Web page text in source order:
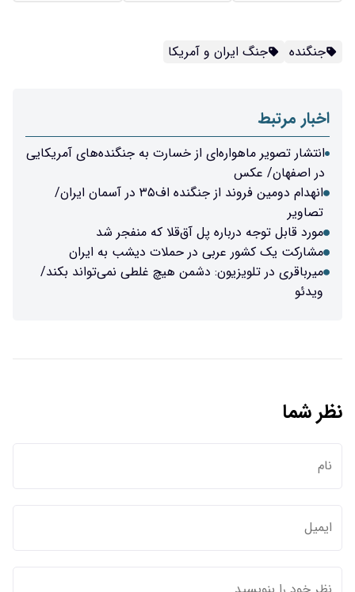
جنگنده جنگ ایران و آمریکا
اخبار مرتبط
انتشار تصویر ماهواره‌ای از خسارت به جنگنده‌های آمریکایی
در اصفهان/ عکس
انهدام دومین فروند از جنگنده اف۳۵ در آسمان ایران/
تصاویر
مورد قابل‌ توجه درباره پل آق‌قلا که منفجر شد
مشارکت یک کشور عربی در حملات دیشب به ایران
میرباقری در تلویزیون: دشمن هیچ غلطی نمی‌تواند بکند/
ویدئو
نظر شما